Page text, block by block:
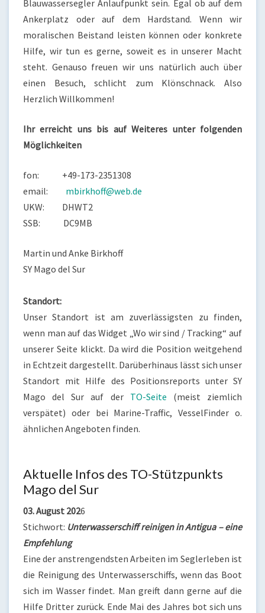
Blauwassersegler Anlaufpunkt sein. Egal ob auf dem
Ankerplatz oder auf dem Hardstand. Wenn wir
moralischen Beistand leisten können oder konkrete
Hilfe, wir tun es gerne, soweit es in unserer Macht
steht. Genauso freuen wir uns natürlich auch über
einen Besuch, schlicht zum Klönschnack. Also
Herzlich Willkommen!
Ihr erreicht uns bis auf Weiteres unter folgenden
Möglichkeiten
fon: +49-173-2351308
email: mbirkhoff@web.de
UKW: DHWT2
SSB: DC9MB
Martin und Anke Birkhoff
SY Mago del Sur
Standort:
Unser Standort ist am zuverlässigsten zu finden,
wenn man auf das Widget „Wo wir sind / Tracking“ auf
unserer Seite klickt. Da wird die Position weitgehend
in Echtzeit dargestellt. Darüberhinaus lässt sich unser
Standort mit Hilfe des Positionsreports unter SY
Mago del Sur auf der TO-Seite (meist ziemlich
verspätet) oder bei Marine-Traffic, VesselFinder o.
ähnlichen Angeboten finden.
Aktuelle Infos des TO-Stützpunkts
Mago del Sur
03. August 2026
Stichwort: Unterwasserschiff reinigen in Antigua – eine
Empfehlung
Eine der anstrengendsten Arbeiten im Seglerleben ist
die Reinigung des Unterwasserschiffs, wenn das Boot
sich im Wasser findet. Man greift dann gerne auf die
Hilfe Dritter zurück. Ende Mai des Jahres bot sich uns